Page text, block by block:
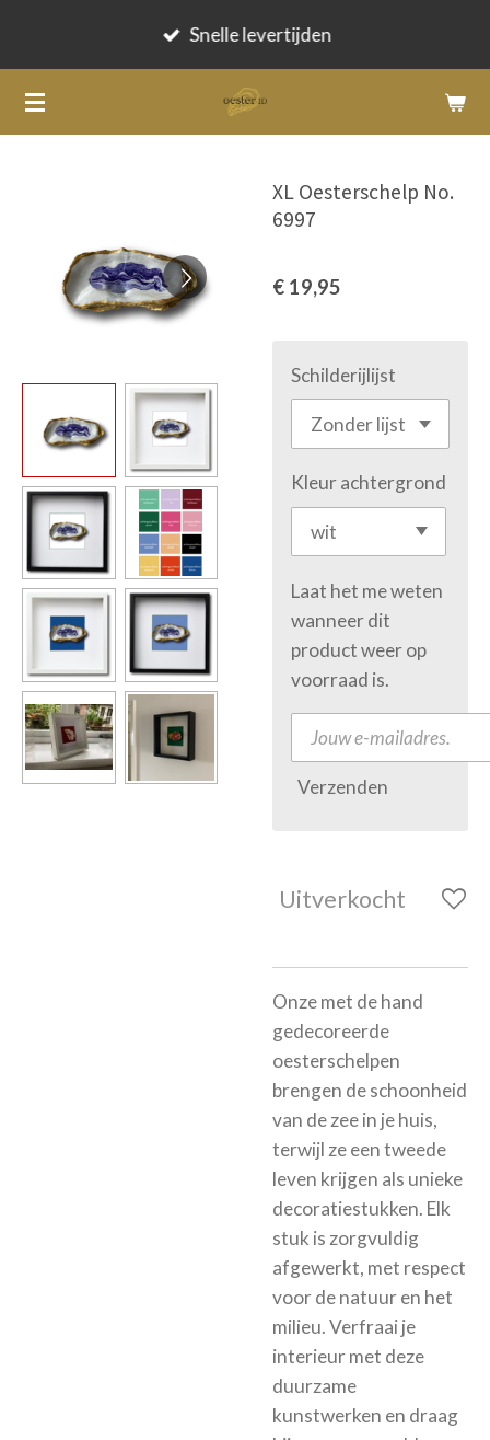
de
Snelle levertijden
XL Oesterschelp No.
6997
€ 19,95
Schilderijlijst
Kleur achtergrond
Laat het me weten
wanneer dit
product weer op
voorraad is.
Verzenden
Uitverkocht
Onze met de hand
gedecoreerde
oesterschelpen
brengen de schoonheid
van de zee in je huis,
terwijl ze een tweede
leven krijgen als unieke
decoratiestukken. Elk
stuk is zorgvuldig
afgewerkt, met respect
voor de natuur en het
milieu. Verfraai je
interieur met deze
duurzame
kunstwerken en draag